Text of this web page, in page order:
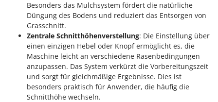
MTD
New O.M.R.A.
Nilfisk
Ninja
Novatec
Novital
Besonders das Mulchsystem fördert die natürliche
Düngung des Bodens und reduziert das Entsorgen von
Grasschnitt.
Zentrale Schnitthöhenverstellung: Die Einstellung über
einen einzigen Hebel oder Knopf ermöglicht es, die
Maschine leicht an verschiedene Rasenbedingungen
anzupassen. Das System verkürzt die Vorbereitungszeit
und sorgt für gleichmäßige Ergebnisse. Dies ist
besonders praktisch für Anwender, die häufig die
Schnitthöhe wechseln.